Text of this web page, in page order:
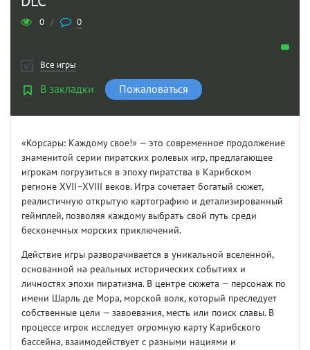
0 / 0
Все игры
В закладки Пожаловаться
«Корсары: Каждому свое!» — это современное продолжение
знаменитой серии пиратских ролевых игр, предлагающее
игрокам погрузиться в эпоху пиратства в Карибском
регионе XVII–XVIII веков. Игра сочетает богатый сюжет,
реалистичную открытую картографию и детализированный
геймплей, позволяя каждому выбрать свой путь среди
бесконечных морских приключений.
Действие игры разворачивается в уникальной вселенной,
основанной на реальных исторических событиях и
личностях эпохи пиратизма. В центре сюжета — персонаж по
имени Шарль де Мора, морской волк, который преследует
собственные цели — завоевания, месть или поиск славы. В
процессе игрок исследует огромную карту Карибского
бассейна, взаимодействует с разными нациями и